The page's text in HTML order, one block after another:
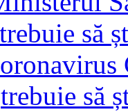
trebuie să